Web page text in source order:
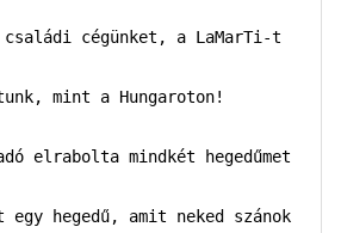
cégünket, a LaMarTi-t
mint a Hungaroton!
elrabolta mindkét hegedűmet
hegedű, amit neked szánok